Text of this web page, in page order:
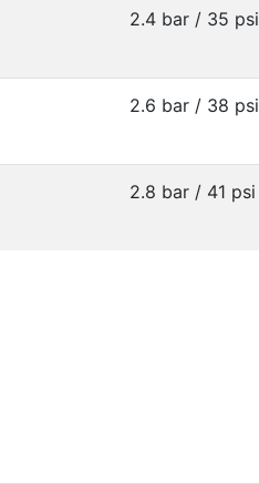
2.4 bar / 35 psi
2.6 bar / 38 psi
2.8 bar / 41 psi